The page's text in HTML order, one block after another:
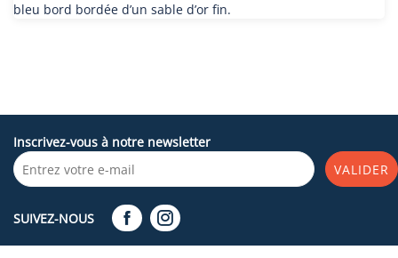
bleu bord bordée d’un sable d’or fin.
Inscrivez-vous à notre newsletter
VALIDER
SUIVEZ-NOUS